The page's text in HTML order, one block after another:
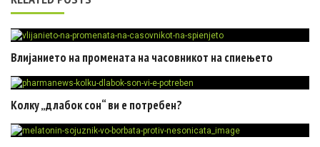
Влијанието на промената на часовникот на спиењето
Колку „длабок сон“ ви е потребен?